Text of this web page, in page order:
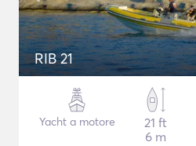
RIB 21
Yacht a motore
21 ft
6 m